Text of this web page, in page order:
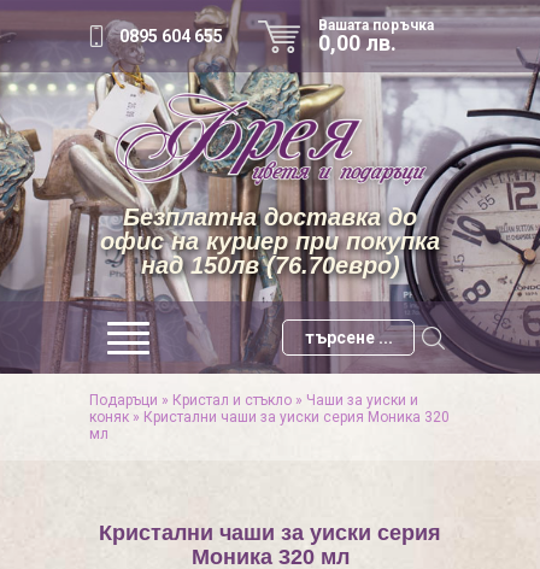
0895 604 655
Вашата поръчка
0,00 лв.
Безплатна доставка до
офис на куриер при покупка
над 150лв (76.70евро)
Подаръци » Кристал и стъкло » Чаши за уиски и
коняк » Кристални чаши за уиски серия Моника 320
мл
Кристални чаши за уиски серия
Моника 320 мл